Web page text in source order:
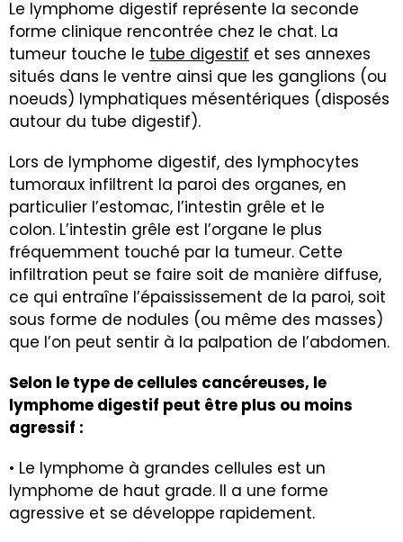
Le lymphome digestif représente la seconde
forme clinique rencontrée chez le chat. La
tumeur touche le tube digestif et ses annexes
situés dans le ventre ainsi que les ganglions (ou
noeuds) lymphatiques mésentériques (disposés
autour du tube digestif).
Lors de lymphome digestif, des lymphocytes
tumoraux infiltrent la paroi des organes, en
particulier l’estomac, l’intestin grêle et le
colon. L’intestin grêle est l’organe le plus
fréquemment touché par la tumeur. Cette
infiltration peut se faire soit de manière diffuse,
ce qui entraîne l’épaississement de la paroi, soit
sous forme de nodules (ou même des masses)
que l’on peut sentir à la palpation de l’abdomen.
Selon le type de cellules cancéreuses, le
lymphome digestif peut être plus ou moins
agressif :
• Le lymphome à grandes cellules est un
lymphome de haut grade. Il a une forme
agressive et se développe rapidement.